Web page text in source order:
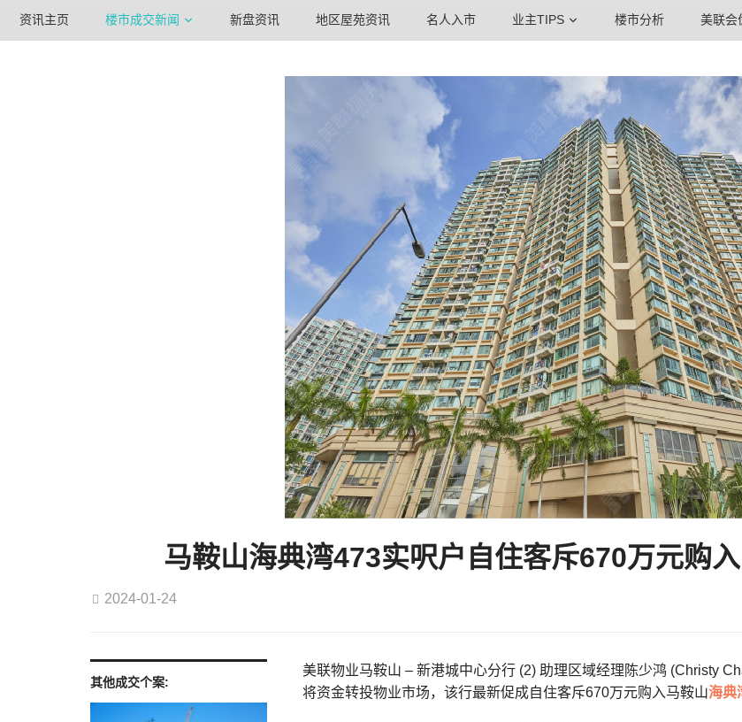
资讯主页 楼市成交新闻 新盘资讯 地区屋苑资讯 名人入市 业主TIPS 楼市分析 美联会
马鞍山海典湾473实呎户自住客斥670万元购
2024-01-24
其他成交个案:
美联物业马鞍山 – 新港城中心分行 (2) 助理区域经理陈少鸿 (Christy
将资金转投物业市场，该行最新促成自住客斥670万元购入马鞍山海典